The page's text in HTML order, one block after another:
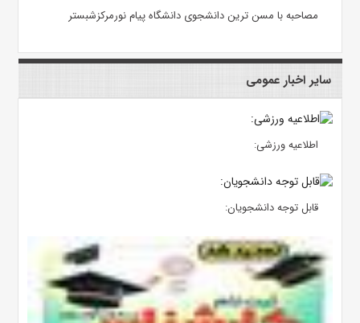
مصاحبه با مسن ترین دانشجوی دانشگاه پیام نورمرکزشبستر
سایر اخبار عمومی
اطلاعیه ورزشی:
قابل توجه دانشجویان: